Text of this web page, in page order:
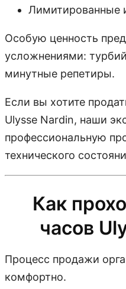
Лимитированные
Особую ценность
усложнениями:
минутные репетиры.
Если вы хотите
Ulysse Nardin, наши
профессиональную
технического
Как
часов
Процесс продажи
комфортно.